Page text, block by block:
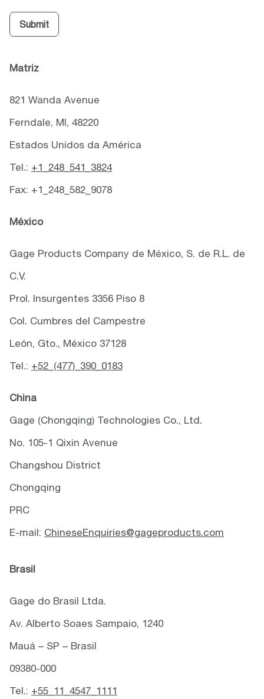
Submit
Matriz
821 Wanda Avenue
Ferndale, MI, 48220
Estados Unidos da América
Tel.: +1_248_541_3824
Fax: +1_248_582_9078
México
Gage Products Company de México, S. de R.L. de
C.V.
Prol. Insurgentes 3356 Piso 8
Col. Cumbres del Campestre
León, Gto., México 37128
Tel.: +52_(477)_390_0183
China
Gage (Chongqing) Technologies Co., Ltd.
No. 105-1 Qixin Avenue
Changshou District
Chongqing
PRC
E-mail: ChineseEnquiries@gageproducts.com
Brasil
Gage do Brasil Ltda.
Av. Alberto Soaes Sampaio, 1240
Mauá – SP – Brasil
09380-000
Tel.: +55_11_4547_1111